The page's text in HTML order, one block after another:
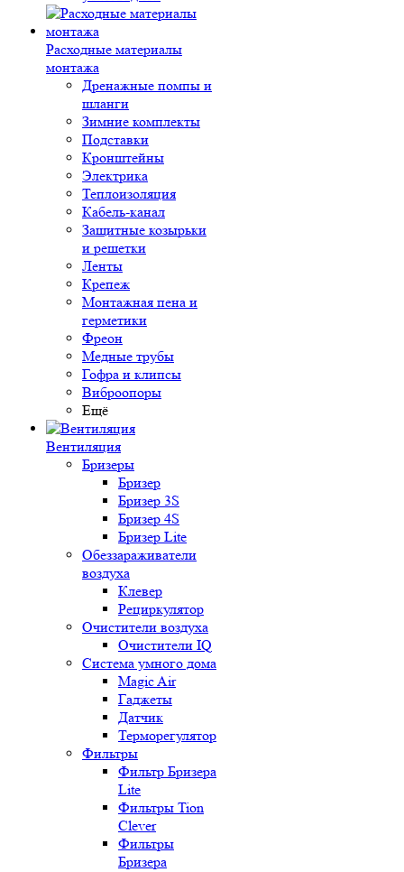
Расходные материалы
монтажа
Дренажные помпы и
шланги
Зимние комплекты
Подставки
Кронштейны
Электрика
Теплоизоляция
Кабель-канал
Защитные козырьки
и решетки
Ленты
Крепеж
Монтажная пена и
герметики
Фреон
Медные трубы
Гофра и клипсы
Виброопоры
Ещё
Вентиляция
Бризеры
Бризер
Бризер 3S
Бризер 4S
Бризер Lite
Обеззараживатели
воздуха
Клевер
Рециркулятор
Очистители воздуха
Очистители IQ
Система умного дома
Magic Air
Гаджеты
Датчик
Терморегулятор
Фильтры
Фильтр Бризера
Lite
Фильтры Tion
Clever
Фильтры
Бризера